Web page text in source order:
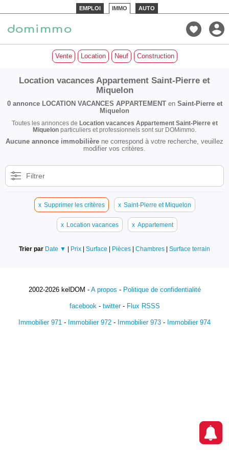
EMPLOI IMMO AUTO
Vente Location Neuf Construction
Location vacances Appartement Saint-Pierre et
Miquelon
0 annonce LOCATION VACANCES APPARTEMENTen Saint-Pierre et
Miquelon
Toutes les annonces de Location vacances Appartement Saint-Pierre et
Miquelon particuliers et professionnels sont sur DOMimmo.
Aucune annonce immobilière ne correspond à votre recherche, veuillez
modifier vos critères.
Filtrer
x Supprimer les critères x Saint-Pierre et Miquelon
x Location vacances x Appartement
Trier par Date ▼ | Prix | Surface | Pièces | Chambres | Surface terrain
2002-2026 kelDOM - A propos - Politique de confidentialité
facebook- twitter- Flux RSSS
Immobilier 971 - Immobilier 972 - Immobilier 973 - Immobilier 974